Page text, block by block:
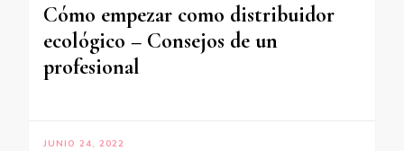
Cómo empezar como distribuidor
ecológico – Consejos de un
profesional
JUNIO 24, 2022